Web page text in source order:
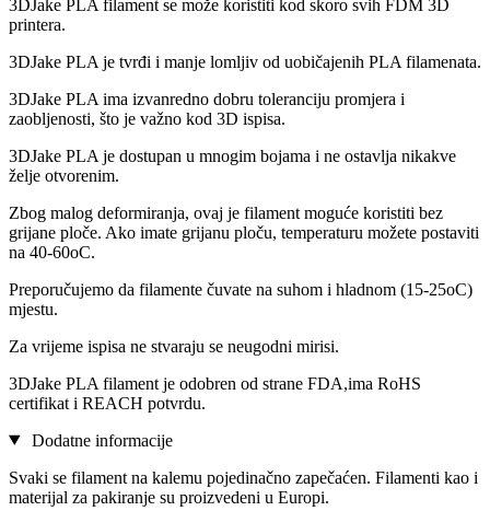
3DJake PLA filament se može koristiti kod skoro svih FDM 3D
printera.
3DJake PLA je tvrđi i manje lomljiv od uobičajenih PLA filamenata.
3DJake PLA ima izvanredno dobru toleranciju promjera i
zaobljenosti, što je važno kod 3D ispisa.
3DJake PLA je dostupan u mnogim bojama i ne ostavlja nikakve
želje otvorenim.
Zbog malog deformiranja, ovaj je filament moguće koristiti bez
grijane ploče. Ako imate grijanu ploču, temperaturu možete postaviti
na 40-60oC.
Preporučujemo da filamente čuvate na suhom i hladnom (15-25oC)
mjestu.
Za vrijeme ispisa ne stvaraju se neugodni mirisi.
3DJake PLA filament je odobren od strane FDA,ima RoHS
certifikat i REACH potvrdu.
Dodatne informacije
Svaki se filament na kalemu pojedinačno zapečaćen. Filamenti kao i
materijal za pakiranje su proizvedeni u Europi.